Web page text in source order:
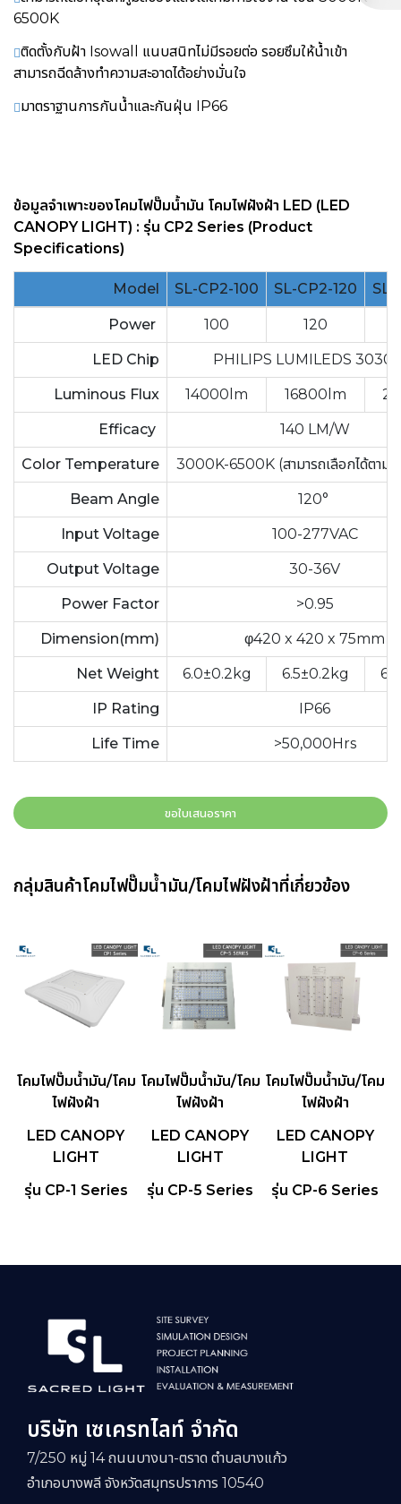
6500K
ติดตั้งกับฝ้า Isowall แนบสนิทไม่มีรอยต่อ รอยซึมให้น้ำเข้า
สามารถฉีดล้างทำความสะอาดได้อย่างมั่นใจ
มาตราฐานการกันน้ำและกันฝุ่น IP66
ข้อมูลจำเพาะของโคมไฟปั๊มน้ำมัน โคมไฟฝังฝ้า LED (LED
CANOPY LIGHT) : รุ่น CP2 Series (Product
Specifications)
Model SL-CP2-100 SL-CP2-120 SL-
Power 100 120
LED Chip PHILIPS LUMILEDS 3030
Luminous Flux 14000lm 16800lm
Efficacy 140 LM/W
Color Temperature 3000K-6500K (สามารถเลือกได้ตามก
Beam Angle 120°
Input Voltage 100-277VAC
Output Voltage 30-36V
Power Factor >0.95
Dimension(mm) φ420 x 420 x 75mm
Net Weight 6.0±0.2kg 6.5±0.2kg
IP Rating IP66
Life Time >50,000Hrs
ขอใบเสนอราคา
กลุ่มสินค้าโคมไฟปั๊มน้ำมัน/โคมไฟฝังฝ้าที่เกี่ยวข้อง
โคมไฟปั๊มน้ำมัน/โคม
ไฟฝังฝ้า
LED CANOPY
LIGHT
รุ่น CP-1 Series
โคมไฟปั๊มน้ำมัน/โคม
ไฟฝังฝ้า
LED CANOPY
LIGHT
รุ่น CP-5 Series
โคมไฟปั๊มน้ำมัน/โคม
ไฟฝังฝ้า
LED CANOPY
LIGHT
รุ่น CP-6 Series
บริษัท เซเครทไลท์ จำกัด
7/250 หมู่ 14 ถนนบางนา-ตราด ตำบลบางแก้ว
อำเภอบางพลี จังหวัดสมุทรปราการ 10540